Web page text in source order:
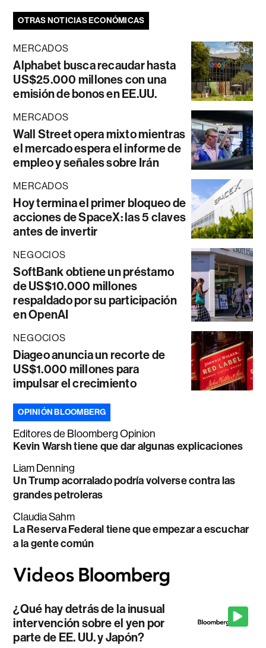
OTRAS NOTICIAS ECONÓMICAS
MERCADOS
Alphabet busca recaudar hasta
US$25.000 millones con una
emisión de bonos en EE.UU.
MERCADOS
Wall Street opera mixto mientras
el mercado espera el informe de
empleo y señales sobre Irán
MERCADOS
Hoy termina el primer bloqueo de
acciones de SpaceX: las 5 claves
antes de invertir
NEGOCIOS
SoftBank obtiene un préstamo
de US$10.000 millones
respaldado por su participación
en OpenAI
NEGOCIOS
Diageo anuncia un recorte de
US$1.000 millones para
impulsar el crecimiento
OPINIÓN BLOOMBERG
Editores de Bloomberg Opinion
Kevin Warsh tiene que dar algunas explicaciones
Liam Denning
Un Trump acorralado podría volverse contra las
grandes petroleras
Claudia Sahm
La Reserva Federal tiene que empezar a escuchar
a la gente común
¿Qué hay detrás de la inusual
intervención sobre el yen por
parte de EE. UU. y Japón?